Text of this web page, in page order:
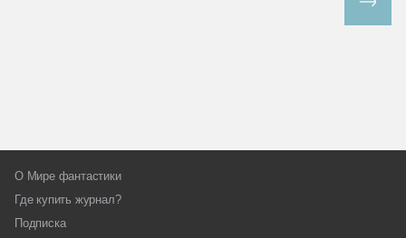
О Мире фантастики
Где купить журнал?
Подписка